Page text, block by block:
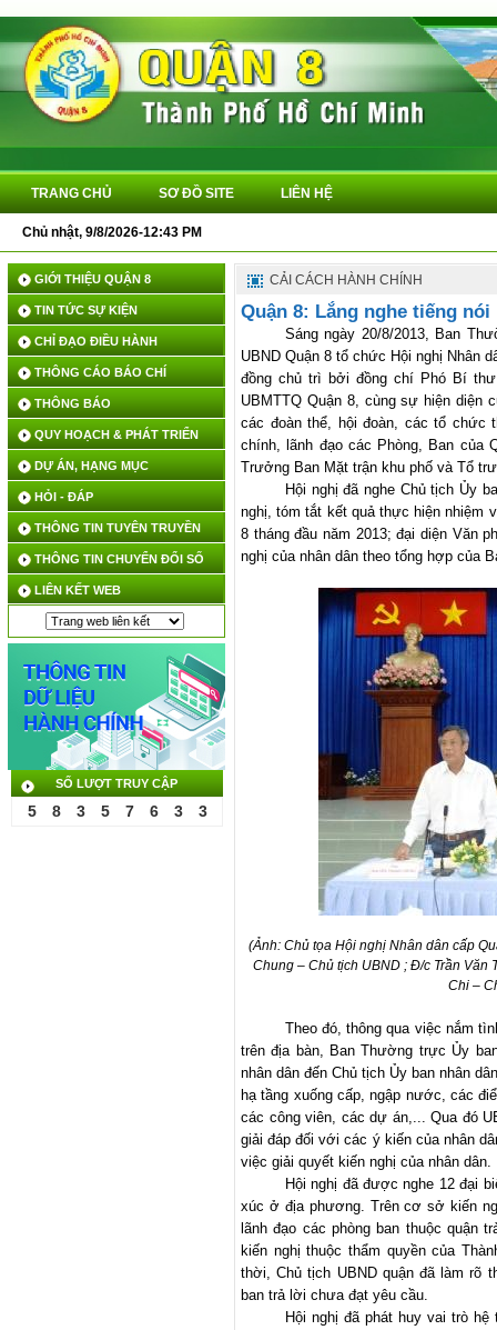
TRANG CHỦ SƠ ĐỒ SITE LIÊN HỆ
Chủ nhật, 9/8/2026-12:43 PM
GIỚI THIỆU QUẬN 8
TIN TỨC SỰ KIỆN
CHỈ ĐẠO ĐIỀU HÀNH
THÔNG CÁO BÁO CHÍ
THÔNG BÁO
QUY HOẠCH & PHÁT TRIỂN
DỰ ÁN, HẠNG MỤC
HỎI - ĐÁP
THÔNG TIN TUYÊN TRUYỀN
THÔNG TIN CHUYỂN ĐỔI SỐ
LIÊN KẾT WEB
SỐ LƯỢT TRUY CẬP
5 8 3 5 7 6 3 3
CẢI CÁCH HÀNH CHÍNH
Quận 8: Lắng nghe tiếng
Sáng ngày 20/8/2013, Ban
UBND Quận 8 tổ chức Hội nghị Nhân
đồng chủ trì bởi đồng chí Phó Bí
UBMTTQ Quận 8, cùng sự hiện diện
các đoàn thể, hội đoàn, các tổ chức
chính, lãnh đạo các Phòng, Ban của
Trưởng Ban Mặt trận khu phố và Tổ
Hội nghị đã nghe Chủ tịch Ủy
nghị,tóm tắt kết quả thực hiện nhiệm
8 tháng đầu năm 2013; đại diện Văn
nghị của nhân dân theo tổng hợp của
(Ảnh: Chủ tọa Hội nghị Nhân dân cấp
Chung – Chủ tịch UBND ; Đ/c Trần Văn
Chi –
Theo đó, thông qua việc nắm
trên địa bàn, Ban Thường trực Ủy
nhân dân đến Chủ tịch Ủy ban nhân
hạ tầng xuống cấp, ngập nước, các
các công viên, các dự án,... Qua đó
giải đáp đối với các ý kiến của nhân
việc giải quyết kiến nghị của nhân dân.
Hội nghị đã được nghe 12 đại
xúc ở địa phương. Trên cơ sở kiến
lãnh đạo các phòng ban thuộc quận
kiến nghị thuộc thẩm quyền của
thời, Chủ tịch UBND quận đã làm rõ
ban trả lời chưa đạt yêu cầu.
Hội nghị đã phát huy vai trò